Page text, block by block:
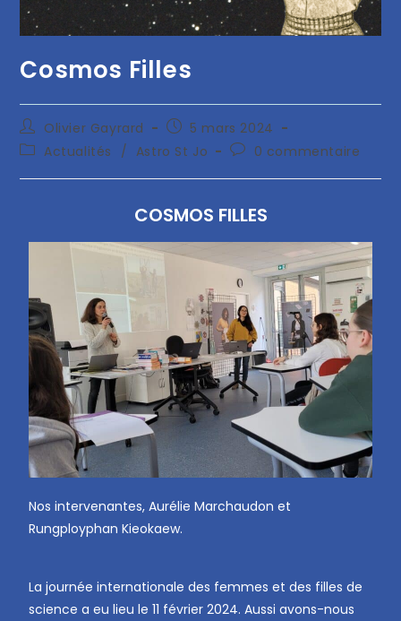
Cosmos Filles
Olivier Gayrard
5 mars 2024
Actualités
/ Astro St Jo 0 commentaire
COSMOS FILLES
Nos intervenantes, Aurélie Marchaudon et
Rungployphan Kieokaew.
La journée internationale des femmes et des filles de
science a eu lieu le 11 février 2024. Aussi avons-nous